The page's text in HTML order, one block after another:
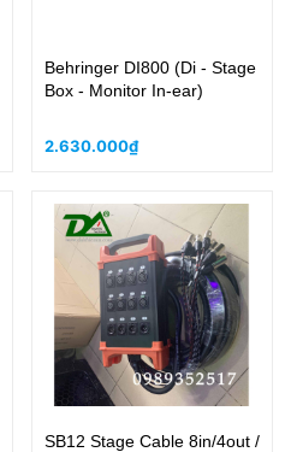
Behringer DI800 (Di - Stage
Box - Monitor In-ear)
2.630.000₫
SB12 Stage Cable 8in/4out /